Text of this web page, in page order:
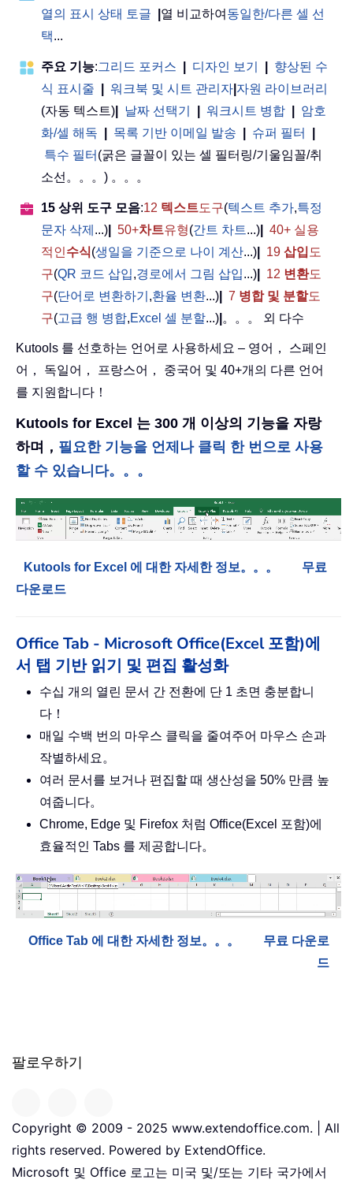
열의 표시 상태 토글
열 비교하여 동일한/다른 셀 선
택...
주요 기능:그리드 포커스 디자인 보기
향상된 수
식 표시줄
워크북 및 시트 관리자 자원 라이브러리
(자동 텍스트)
날짜 선택기 워크시트 병합
암호
화/셀 해독
목록 기반 이메일 발송 슈퍼 필터
특수 필터 (굵은 글꼴이 있는 셀 필터링/기울임꼴/취
소선。。。) 。。。
15 상위 도구 모음:12 텍스트도구(텍스트 추가,특정
문자 삭제 ...) 50+차트유형(간트 차트...)
40+ 실용
적인수식(생일을 기준으로 나이 계산...) 19 삽입 도
구(QR 코드 삽입,경로에서 그림 삽입...) 12 변환도
구(단어로 변환하기 ,환율 변환...) 7 병합 및 분할도
구(고급 행 병합,Excel 셀 분할...) 。。。 외 다수
Kutools 를 선호하는 언어로 사용하세요 – 영어， 스페인
어， 독일어， 프랑스어， 중국어 및 40+개의 다른 언어
를 지원합니다！
Kutools for Excel 는 300 개 이상의 기능을 자랑
하며， 필요한 기능을 언제나 클릭 한 번으로 사용
할 수 있습니다。。。
Kutools for Excel 에 대한 자세한 정보。。。
무료
다운로드
Office Tab - Microsoft Office(Excel 포함)에
서 탭 기반 읽기 및 편집 활성화
수십 개의 열린 문서 간 전환에 단 1 초면 충분합니
다！
매일 수백 번의 마우스 클릭을 줄여주어 마우스 손과
작별하세요。
여러 문서를 보거나 편집할 때 생산성을 50% 만큼 높
여줍니다。
Chrome, Edge 및 Firefox 처럼 Office(Excel 포함)에
효율적인 Tabs 를 제공합니다。
Office Tab 에 대한 자세한 정보。。。
무료 다운로
드
팔로우하기
Copyright © 2009 - 2025 www.extendoffice.com. | All
rights reserved. Powered by ExtendOffice.
Microsoft 및 Office 로고는 미국 및/또는 기타 국가에서